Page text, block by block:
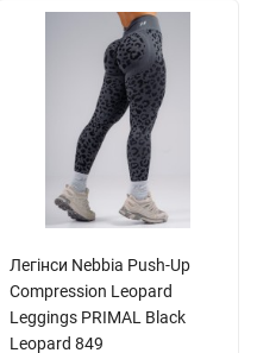
Легінси Nebbia Push-Up
Compression Leopard
Leggings PRIMAL Black
Leopard 849